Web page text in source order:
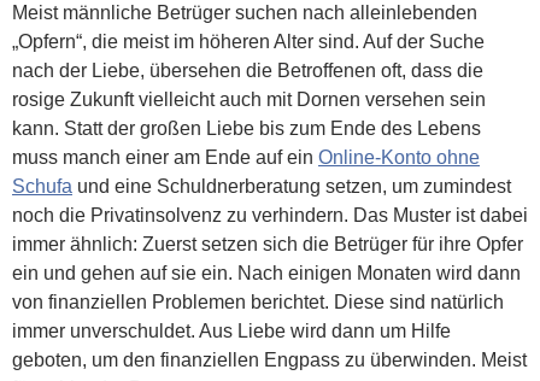
Meist männliche Betrüger suchen nach alleinlebenden
„Opfern“, die meist im höheren Alter sind. Auf der Suche
nach der Liebe, übersehen die Betroffenen oft, dass die
rosige Zukunft vielleicht auch mit Dornen versehen sein
kann. Statt der großen Liebe bis zum Ende des Lebens
muss manch einer am Ende auf ein Online-Konto ohne
Schufa und eine Schuldnerberatung setzen, um zumindest
noch die Privatinsolvenz zu verhindern. Das Muster ist dabei
immer ähnlich: Zuerst setzen sich die Betrüger für ihre Opfer
ein und gehen auf sie ein. Nach einigen Monaten wird dann
von finanziellen Problemen berichtet. Diese sind natürlich
immer unverschuldet. Aus Liebe wird dann um Hilfe
geboten, um den finanziellen Engpass zu überwinden. Meist